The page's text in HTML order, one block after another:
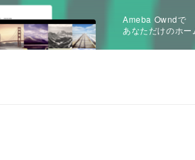
Ameba Owndで
あなただけのホー